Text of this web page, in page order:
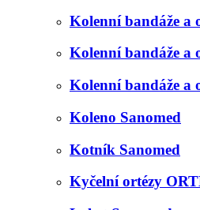
Kolenní bandáže a
Kolenní bandáže a
Kolenní bandáže a
Koleno Sanomed
Kotník Sanomed
Kyčelní ortézy